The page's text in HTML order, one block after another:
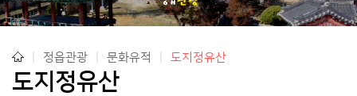
정읍관광 문화유적 도지정유산
도지정유산